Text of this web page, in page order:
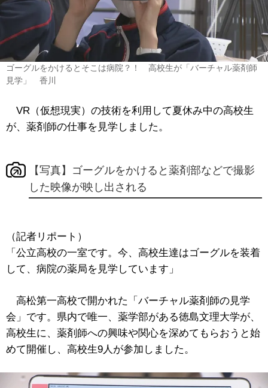
ゴーグルをかけるとそこは病院？！ 高校生が「バーチャル薬剤師
見学」 香川
VR（仮想現実）の技術を利用して夏休み中の高校生
が、薬剤師の仕事を見学しました。
【写真】ゴーグルをかけると薬剤部などで撮影
した映像が映し出される
（記者リポート）
「公立高校の一室です。今、高校生達はゴーグルを装着
して、病院の薬局を見学しています」
高松第一高校で開かれた「バーチャル薬剤師の見学
会」です。県内で唯一、薬学部がある徳島文理大学が、
高校生に、薬剤師への興味や関心を深めてもらおうと始
めて開催し、高校生9人が参加しました。